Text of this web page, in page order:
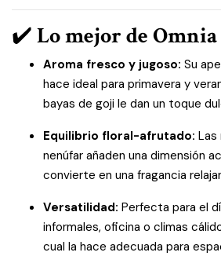
✔️Lo mejor de
Aroma fresco y jugoso: Su
hace ideal para primavera y
bayas de goji le dan un toque
Equilibrio floral-afrutado: Las
nenúfar añaden una dimensión
convierte en una fragancia
Versatilidad: Perfecta para el
informales, oficina o climas
cual la hace adecuada para